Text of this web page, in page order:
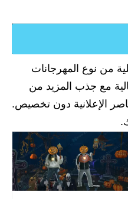
من نوع المهرجانات
مع جذب المزيد من
الإعلانية دون تخصيص.